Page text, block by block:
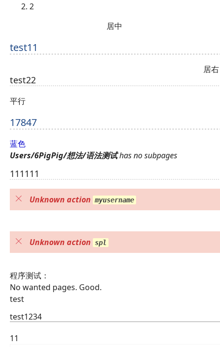
2
居中
test11
居
test22
平行
17847
蓝色
Users/6PigPig/想法/语法测试has no subpages
111111
Unknown action myusername
Unknown action spl
程序测试：
No wanted pages. Good.
test
test1234
11